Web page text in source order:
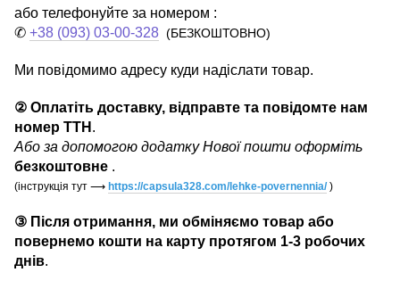
або телефонуйте за номером :
✆ +38 (093) 03-00-328 (БЕЗКОШТОВНО)
Ми повідомимо адресу куди надіслати товар.
② Оплатіть доставку, відправте та повідомте нам
номер ТТН .
Або за допомогою додатку Нової пошти оформіть
безкоштовне .
(інструкція тут ⟶ https://capsula328.com/lehke-povernennia/)
③ Після отримання, ми обміняємо товар або
повернемо кошти на карту протягом 1-3 робочих
днів.